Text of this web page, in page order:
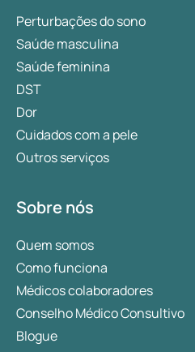
Perturbações do sono
Saúde masculina
Saúde feminina
DST
Dor
Cuidados com a pele
Outros serviços
Sobre nós
Quem somos
Como funciona
Médicos colaboradores
Conselho Médico Consultivo
Blogue